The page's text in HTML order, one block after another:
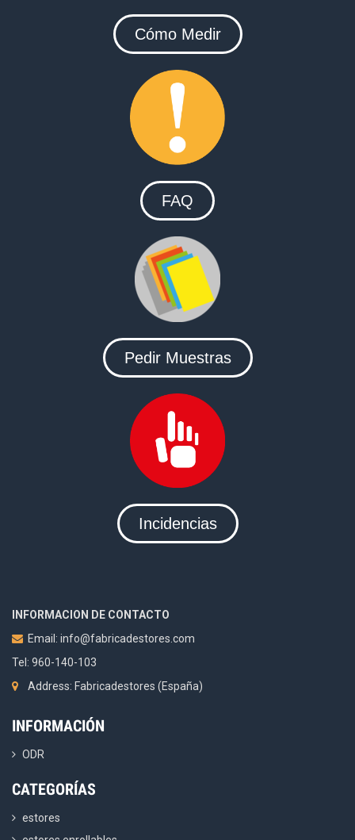
Cómo Medir
FAQ
Pedir Muestras
Incidencias
INFORMACION DE CONTACTO
Email: info@fabricadestores.com
Tel: 960-140-103
Address: Fabricadestores (España)
INFORMACIÓN
ODR
CATEGORÍAS
estores